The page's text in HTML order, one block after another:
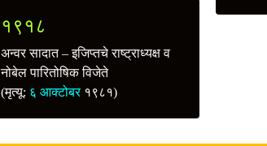
१९१८
अन्वर सादात – इजिप्तचे राष्ट्राध्यक्ष व
नोबेल पारितोषिक विजेते
(मृत्यू: ६ आक्टोबर१९८१)